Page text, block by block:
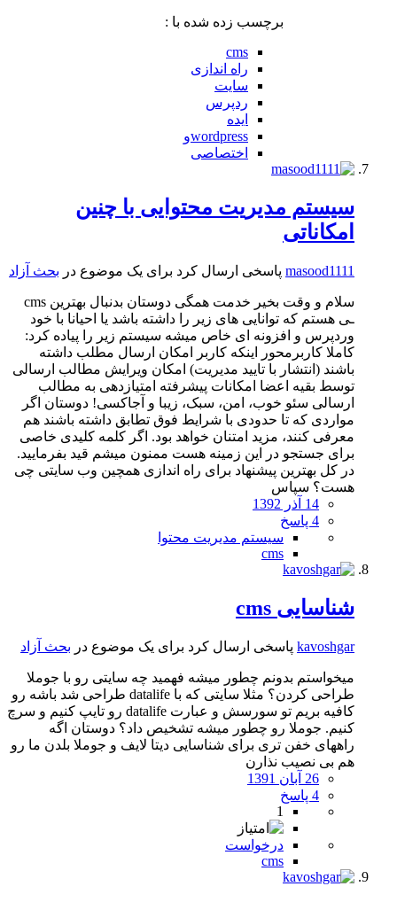
برچسب زده شده با :
cms
راه اندازی
سایت
ردپرس
ایده
wordpressو
اختصاصی
سیستم مدیریت محتوایی با چنین
امکاناتی
masood1111 پاسخی ارسال کرد برای یک موضوع در بحث آزاد
سلام و وقت بخیر خدمت همگی دوستان بدنبال بهترین cms
ـی هستم که توانایی های زیر را داشته باشد یا احیانا با خود
وردپرس و افزونه ای خاص میشه سیستم زیر را پیاده کرد:
کاملا کاربرمحور اینکه کاربر امکان ارسال مطلب داشته
باشند (انتشار با تایید مدیریت) امکان ویرایش مطالب ارسالی
توسط بقیه اعضا امکانات پیشرفته امتیازدهی به مطالب
ارسالی سئو خوب، امن، سبک، زیبا و آجاکسی! دوستان اگر
مواردی که تا حدودی با شرایط فوق تطابق داشته باشند هم
معرفی کنند، مزید امتنان خواهد بود. اگر کلمه کلیدی خاصی
برای جستجو در این زمینه هست ممنون میشم قید بفرمایید.
در کل بهترین پیشنهاد برای راه اندازی همچین وب سایتی چی
هست؟ سپاس
14 آذر 1392
4 پاسخ
سیستم مدیریت محتوا
cms
شناسایی cms
kavoshgar پاسخی ارسال کرد برای یک موضوع در بحث آزاد
میخواستم بدونم چطور میشه فهمید چه سایتی رو با جوملا
طراحی کردن؟ مثلا سایتی که با datalife طراحی شد باشه رو
کافیه بریم تو سورسش و عبارت datalife رو تایپ کنیم و سرچ
کنیم. جوملا رو چطور میشه تشخیص داد؟ دوستان اگه
راههای خفن تری برای شناسایی دیتا لایف و جوملا بلدن ما رو
هم بی نصیب نذارن
26 آبان 1391
4 پاسخ
1
درخواست
cms